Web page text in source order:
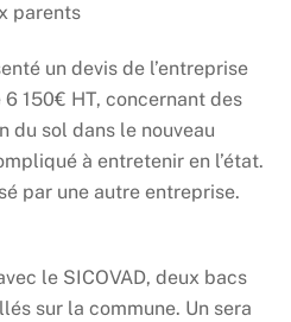
parents
un devis de l’entreprise
150€ HT, concernant des
du sol dans le nouveau
à entretenir en l’état.
par une autre entreprise.
le SICOVAD, deux bacs
sur la commune. Un sera